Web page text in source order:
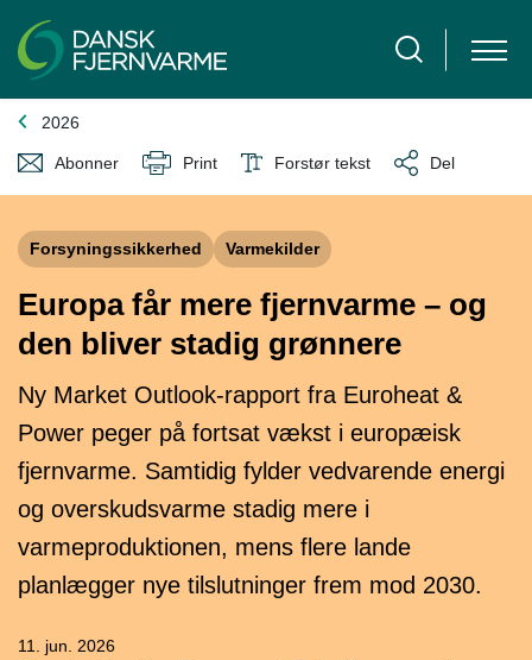
2026
Abonner Print Forstør tekst Del
Forsyningssikkerhed Varmekilder
Europa får mere fjernvarme – og
den bliver stadig grønnere
Ny Market Outlook-rapport fra Euroheat &
Power peger på fortsat vækst i europæisk
fjernvarme. Samtidig fylder vedvarende energi
og overskudsvarme stadig mere i
varmeproduktionen, mens flere lande
planlægger nye tilslutninger frem mod 2030.
11. jun. 2026